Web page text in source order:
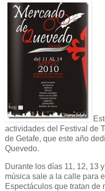
actividades del Festival de
de Getafe, que este año
Quevedo.
Durante los días 11, 12, 13
música sale a la calle para
Espectáculos que tratan de